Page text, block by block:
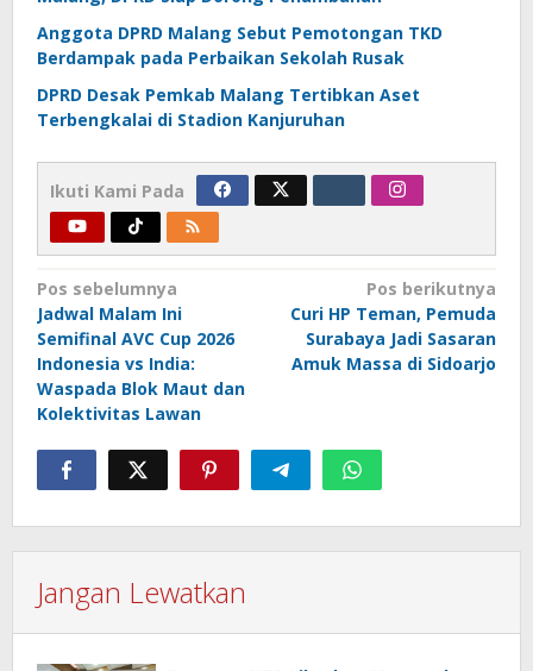
Anggota DPRD Malang Sebut Pemotongan TKD
Berdampak pada Perbaikan Sekolah Rusak
DPRD Desak Pemkab Malang Tertibkan Aset
Terbengkalai di Stadion Kanjuruhan
Ikuti Kami Pada
Navigasi
pos
Pos sebelumnya
Jadwal Malam Ini
Semifinal AVC Cup 2026
Indonesia vs India:
Waspada Blok Maut dan
Kolektivitas Lawan
Pos berikutnya
Curi HP Teman, Pemuda
Surabaya Jadi Sasaran
Amuk Massa di Sidoarjo
Jangan Lewatkan